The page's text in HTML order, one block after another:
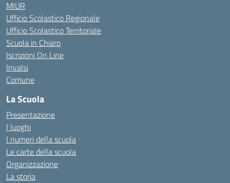
MIUR
Ufficio Scolastico Regionale
Ufficio Scolastico Territoriale
Scuola in Chiaro
Iscrizioni On Line
Invalsi
Comune
La Scuola
Presentazione
I luoghi
I numeri della scuola
Le carte della scuola
Organizzazione
La storia